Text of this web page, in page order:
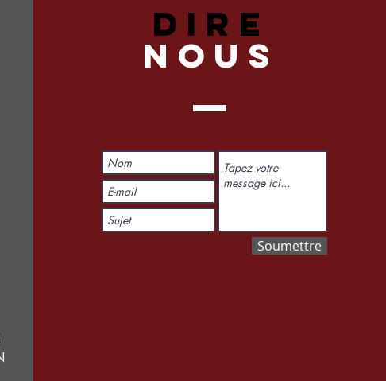
DIRE
NOUS
Soumettre